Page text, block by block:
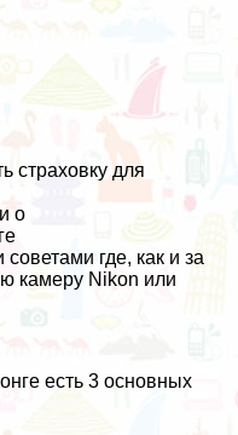
страховку для
о
где, как и за
камеру Nikon или
есть 3 основных